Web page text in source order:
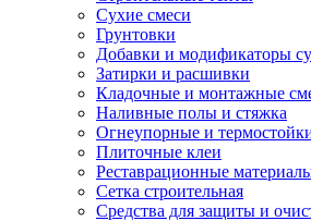
Сухие смеси
Грунтовки
Добавки и модификаторы
Затирки и расшивки
Кладочные и монтажные
Наливные полы и стяжка
Огнеупорные и
Плиточные клеи
Реставрационные
Сетка строительная
Средства для защиты и